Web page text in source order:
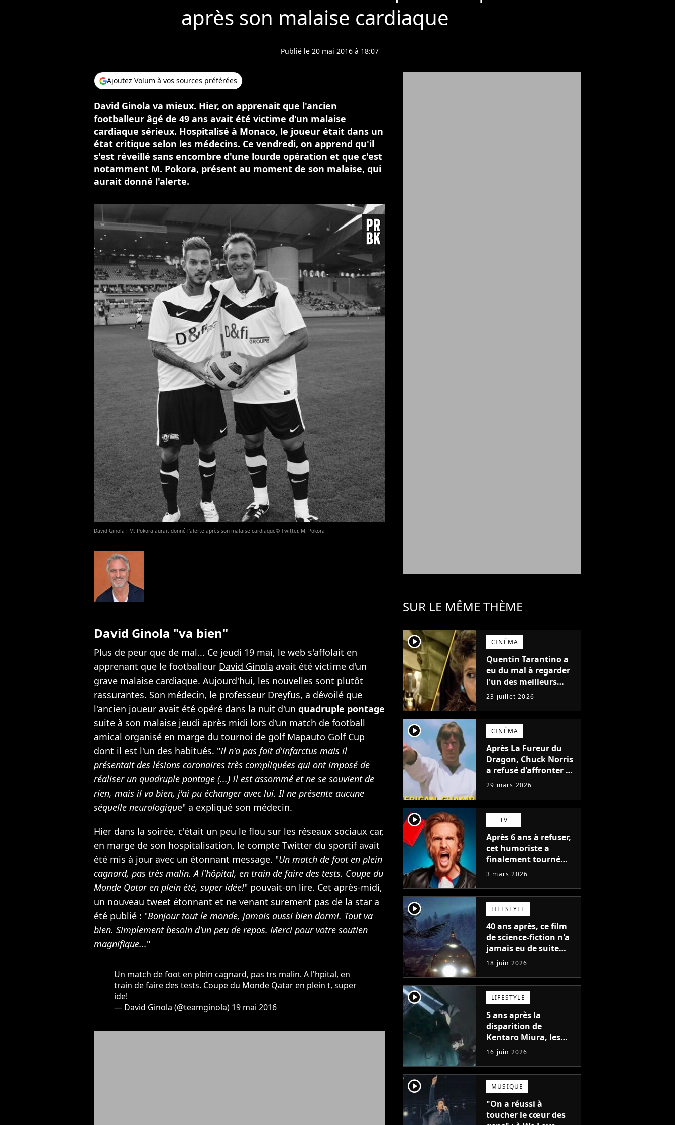
après son malaise cardiaque
Publié le 20 mai 2016 à 18:07
Ajoutez Volum à vos sources préférées
David Ginola va mieux. Hier, on apprenait que l'ancien
footballeur âgé de 49 ans avait été victime d'un malaise
cardiaque sérieux. Hospitalisé à Monaco, le joueur était dans un
état critique selon les médecins. Ce vendredi, on apprend qu'il
s'est réveillé sans encombre d'une lourde opération et que c'est
notamment M. Pokora, présent au moment de son malaise, qui
aurait donné l'alerte.
David Ginola : M. Pokora aurait donné l'alerte après son malaise cardiaque© Twitter, M. Pokora
David Ginola "va bien"
Plus de peur que de mal... Ce jeudi 19 mai, le web s'affolait en
apprenant que le footballeur David Ginola avait été victime d'un
grave malaise cardiaque. Aujourd'hui, les nouvelles sont plutôt
rassurantes. Son médecin, le professeur Dreyfus, a dévoilé que
l'ancien joueur avait été opéré dans la nuit d'un quadruple pontage
suite à son malaise jeudi après midi lors d'un match de football
amical organisé en marge du tournoi de golf Mapauto Golf Cup
dont il est l'un des habitués. "Il n'a pas fait d'infarctus mais il
présentait des lésions coronaires très compliquées qui ont imposé de
réaliser un quadruple pontage (...) Il est assommé et ne se souvient de
rien, mais il va bien, j'ai pu échanger avec lui. Il ne présente aucune
séquelle neurologique" a expliqué son médecin.
Hier dans la soirée, c'était un peu le flou sur les réseaux sociaux car,
en marge de son hospitalisation, le compte Twitter du sportif avait
été mis à jour avec un étonnant message. "Un match de foot en plein
cagnard, pas très malin. A l'hôpital, en train de faire des tests. Coupe du
Monde Qatar en plein été, super idée!" pouvait-on lire. Cet après-midi,
un nouveau tweet étonnant et ne venant surement pas de la star a
été publié : "Bonjour tout le monde, jamais aussi bien dormi. Tout va
bien. Simplement besoin d'un peu de repos. Merci pour votre soutien
magnifique..."
Un match de foot en plein cagnard, pas trs malin. A l'hpital, en
train de faire des tests. Coupe du Monde Qatar en plein t, super
ide!
— David Ginola (@teamginola) 19 mai 2016
SUR LE MÊME THÈME
player2 CINÉMA
Quentin Tarantino a
eu du mal à regarder
l'un des meilleurs
films de tous les
temps : "J'ai à peine
réussi à aller jusqu'au
générique de fin"
23 juillet 2026
player2 CINÉMA
Après La Fureur du
Dragon, Chuck Norris
a refusé d'affronter à
nouveau Bruce Lee,
façonné sa légende
29 mars 2026
player2 TV
Après 6 ans à refuser,
cet humoriste a
finalement tourné
dans LOL : qui rit sort
pour l'argent, "J'ai
toujours dit..."
3 mars 2026
player2 LIFESTYLE
40 ans après, ce film
de science-fiction n'a
jamais eu de suite
mais on a ENFIN la
réponse qu'on
attendait tous
18 juin 2026
player2 LIFESTYLE
5 ans après la
disparition de
Kentaro Miura, les
chapitres 384 à 386 de
Berserk arrivent enfin
et même Miura
pensait ça impossible
à l'époque
16 juin 2026
player2 MUSIQUE
"On a réussi à
toucher le cœur des